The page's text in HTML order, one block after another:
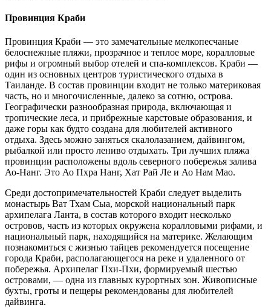
Провинция Краби
Провинция Краби — это замечательные мелкопесчаные
белоснежные пляжи, прозрачное и теплое море, коралловые
рифы и огромный выбор отелей и спа-комплексов. Краби —
один из основных центров туристического отдыха в
Таиланде. В состав провинции входит не только материковая
часть, но и многочисленные, далеко за сотню, острова.
Географически разнообразная природа, включающая и
тропические леса, и прибрежные карстовые образования, и
даже горы как будто создана для любителей активного
отдыха. Здесь можно заняться скалолазанием, дайвингом,
рыбалкой или просто лениво отдыхать. Три лучших пляжа
провинции расположены вдоль северного побережья залива
Ао-Нанг. Это Ао Пхра Нанг, Хат Рай Ле и Ао Нам Мао.
Среди достопримечательностей Краби следует выделить
монастырь Ват Тхам Сыа, морской национальный парк
архипелага Ланта, в состав которого входит несколько
островов, часть из которых окружена коралловыми рифами, и
национальный парк, находящийся на материке. Желающим
познакомиться с жизнью тайцев рекомендуется посещение
города Краби, располагающегося на реке и удаленного от
побережья. Архипелаг Пхи-Пхи, формируемый шестью
островами, — одна из главных курортных зон. Живописные
бухты, гроты и пещеры рекомендованы для любителей
дайвинга.